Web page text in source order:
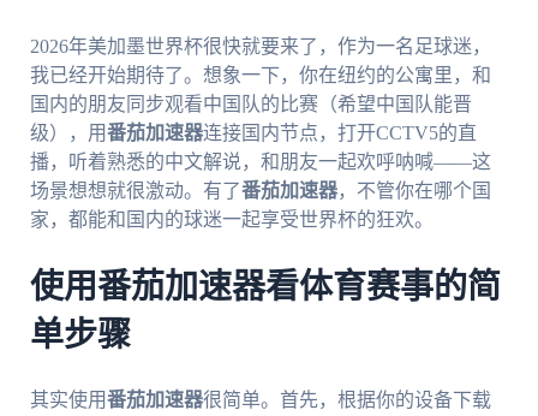
2026年美加墨世界杯很快就要来了，作为一名足球迷，
我已经开始期待了。想象一下，你在纽约的公寓里，和
国内的朋友同步观看中国队的比赛（希望中国队能晋
级），用番茄加速器连接国内节点，打开CCTV5的直
播，听着熟悉的中文解说，和朋友一起欢呼呐喊——这
场景想想就很激动。有了番茄加速器，不管你在哪个国
家，都能和国内的球迷一起享受世界杯的狂欢。
使用番茄加速器看体育赛事的简
单步骤
其实使用番茄加速器很简单。首先，根据你的设备下载